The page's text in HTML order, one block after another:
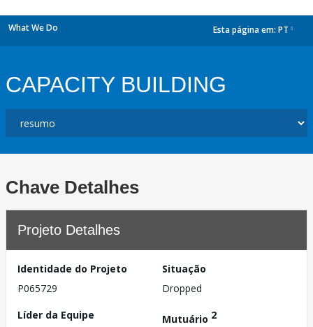
What We Do Esta página em: PT
CAPACITY BUILDING
Chave Detalhes
Projeto Detalhes
Identidade do Projeto
P065729
Situação
Dropped
Líder da Equipe
Mutuário 2